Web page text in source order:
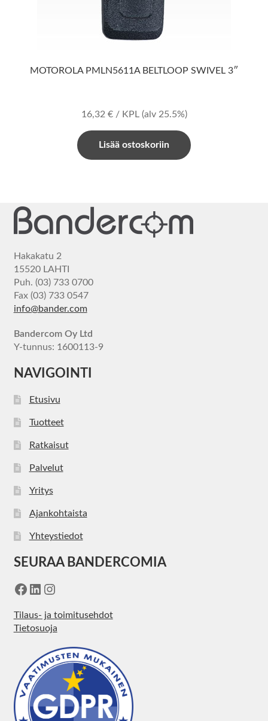
MOTOROLA PMLN5611A BELTLOOP SWIVEL 3″
16,32 €/ KPL (alv 25.5%)
Lisää ostoskoriin
Hakakatu 2
15520 LAHTI
Puh. (03) 733 0700
Fax (03) 733 0547
info@bander.com
Bandercom Oy Ltd
Y-tunnus: 1600113-9
NAVIGOINTI
Etusivu
Tuotteet
Ratkaisut
Palvelut
Yritys
Ajankohtaista
Yhteystiedot
SEURAA BANDERCOMIA
Facebook
LinkedIn
Instagram
Tilaus- ja toimitusehdot
Tietosuoja